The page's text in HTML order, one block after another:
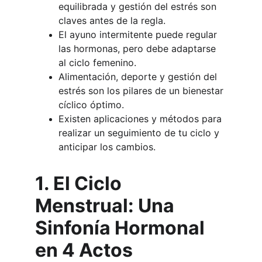
equilibrada y gestión del estrés son
claves antes de la regla.
El ayuno intermitente puede regular
las hormonas, pero debe adaptarse
al ciclo femenino.
Alimentación, deporte y gestión del
estrés son los pilares de un bienestar
cíclico óptimo.
Existen aplicaciones y métodos para
realizar un seguimiento de tu ciclo y
anticipar los cambios.
1. El Ciclo
Menstrual: Una
Sinfonía Hormonal
en 4 Actos